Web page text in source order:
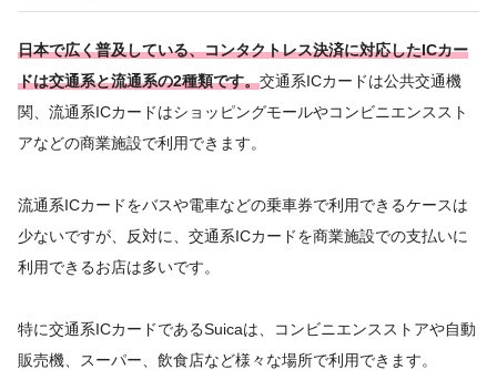
日本で広く普及している、コンタクトレス決済に対応したICカー
ドは交通系と流通系の2種類です。交通系ICカードは公共交通機
関、流通系ICカードはショッピングモールやコンビニエンススト
アなどの商業施設で利用できます。
流通系ICカードをバスや電車などの乗車券で利用できるケースは
少ないですが、反対に、交通系ICカードを商業施設での支払いに
利用できるお店は多いです。
特に交通系ICカードであるSuicaは、コンビニエンスストアや自動
販売機、スーパー、飲食店など様々な場所で利用できます。